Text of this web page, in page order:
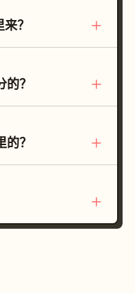
乐谱，湍急的水
，高对比度，史
？
？
？